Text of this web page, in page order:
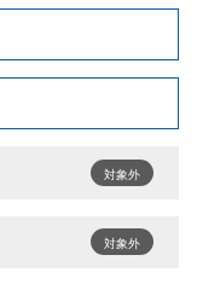
対象外
対象外